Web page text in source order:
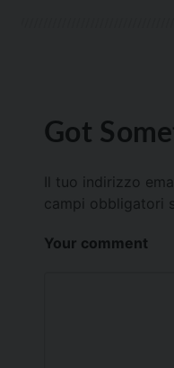
Got
Il tuo indirizzo
campi obbligatori
Your comment